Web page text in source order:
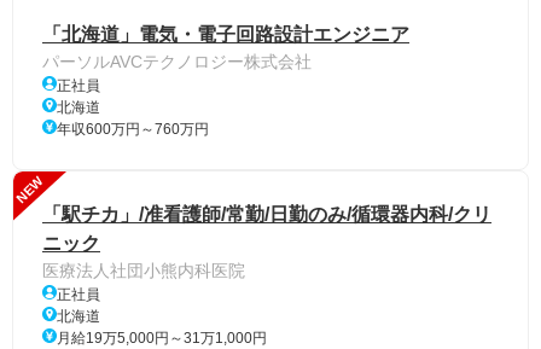
「北海道」電気・電子回路設計エンジニア
パーソルAVCテクノロジー株式会社
正社員
北海道
年収600万円～760万円
NEW
「駅チカ」/准看護師/常勤/日勤のみ/循環器内科/クリ
ニック
医療法人社団小熊内科医院
正社員
北海道
月給19万5,000円～31万1,000円